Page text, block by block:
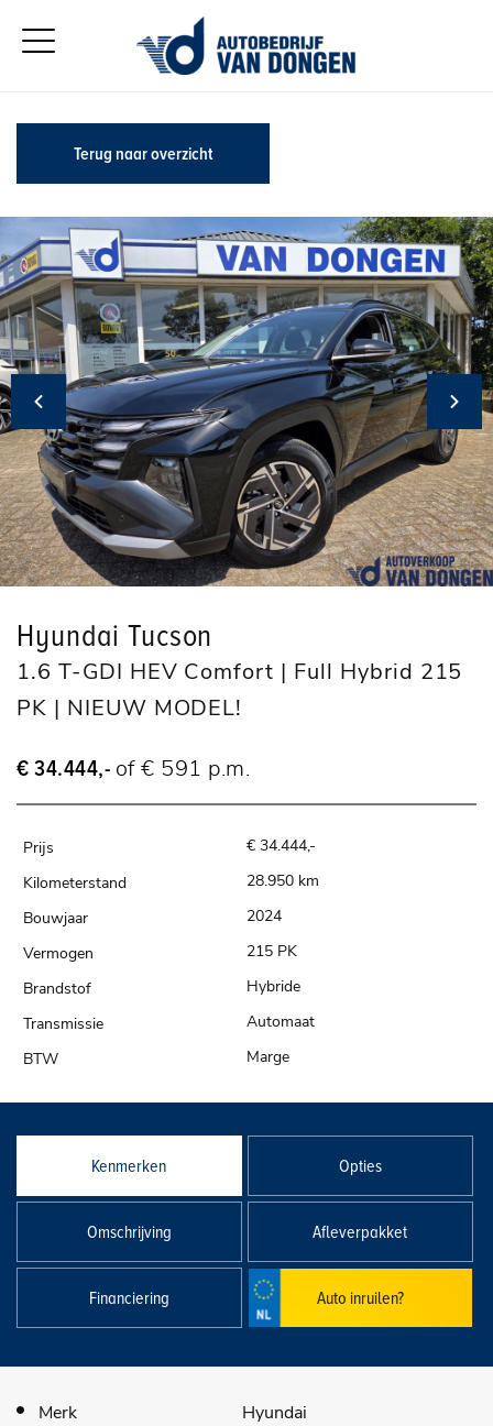
Terug naar overzicht
Hyundai Tucson
1.6 T-GDI HEV Comfort | Full Hybrid 215
PK | NIEUW MODEL!
€ 34.444,- of € 591 p.m.
€ 34.444,-
28.950 km
2024
215 PK
Hybride
Automaat
Marge
Kenmerken Opties
Omschrijving Afleverpakket
Financiering Auto inruilen?
Merk
Hyundai